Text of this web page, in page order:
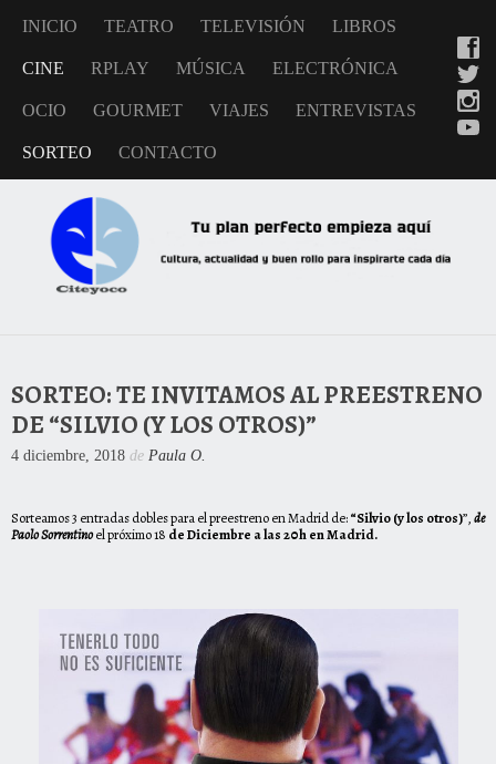
INICIO TEATRO TELEVISIÓN LIBROS
CINE RPLAY MÚSICA ELECTRÓNICA
OCIO GOURMET VIAJES ENTREVISTAS
SORTEO CONTACTO
SORTEO: TE INVITAMOS AL PREESTRENO
DE “SILVIO (Y LOS OTROS)”
4 diciembre, 2018 de Paula O.
Sorteamos 3 entradas dobles para el preestreno en Madrid de:“Silvio (y los otros)”,de
Paolo Sorrentinoel próximo 18 de Diciembre a las 20hen Madrid.